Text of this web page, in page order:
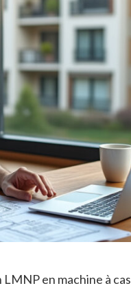
en machine à